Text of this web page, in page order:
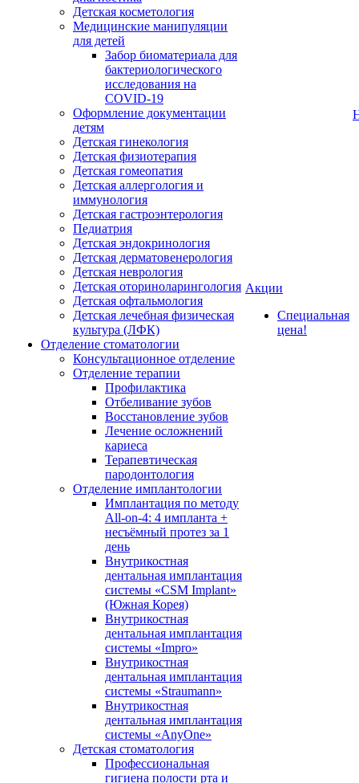
Детская косметология
Медицинские манипуляции
для детей
Забор биоматериала для
бактериологического
исследования на
COVID-19
Оформление документации
детям
Детская гинекология
Детская физиотерапия
Детская гомеопатия
Детская аллергология и
иммунология
Детская гастроэнтерология
Педиатрия
Детская эндокринология
Детская дерматовенерология
Детская неврология
Детская оториноларингология
Детская офтальмология
Детская лечебная физическая
культура (ЛФК)
Отделение стоматологии
Консультационное отделение
Отделение терапии
Профилактика
Отбеливание зубов
Восстановление зубов
Лечение осложнений
кариеса
Терапевтическая
пародонтология
Отделение имплантологии
Имплантация по методу
All-on-4: 4 импланта +
несъёмный протез за 1
день
Внутрикостная
дентальная имплантация
системы «CSM Implant»
(Южная Корея)
Внутрикостная
дентальная имплантация
системы «Impro»
Внутрикостная
дентальная имплантация
системы «Straumann»
Внутрикостная
дентальная имплантация
системы «AnyOne»
Детская стоматология
Профессиональная
гигиена полости рта и
Акции
Специальная
цена!